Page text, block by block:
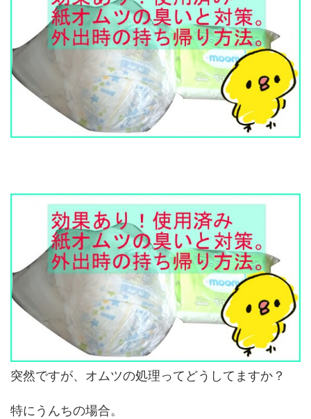
突然ですが、オムツの処理ってどうしてますか？
特にうんちの場合。